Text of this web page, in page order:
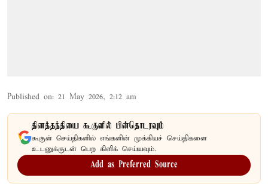
Published on: 21 May 2026, 2:12 am
தினத்தந்தியை கூகுளில் பின்தொடரவும்
கூகுள் செய்திகளில் எங்களின் முக்கியச் செய்திகளை
உடனுக்குடன் பெற கிளிக் செய்யவும்.
Add as Preferred Source